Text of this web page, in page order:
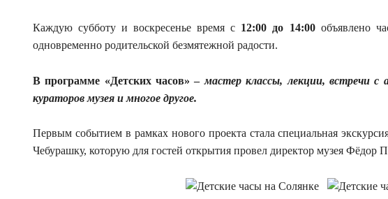
Каждую субботу и воскресенье время с 12:00 до 14:00объявлено
одновременно родительской безмятежной радости.
В программе «Детских часов» –мастер классы, лекции, встречи
кураторов музея и многое другое.
Первым событием в рамках нового проекта стала специальная
Чебурашку, которую для гостей открытия провел директор музея Фёдор